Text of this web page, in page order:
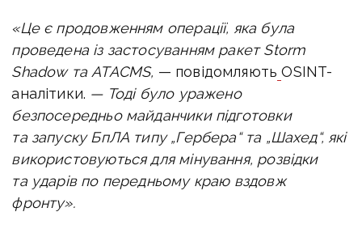
«Це є продовженням операції, яка була
проведена із застосуванням ракет Storm
Shadow та ATACMS, — повідомляють OSINT-
аналітики. — Тоді було уражено
безпосередньо майданчики підготовки
та запуску БпЛА типу „Гербера“ та „Шахед“, які
використовуються для мінування, розвідки
та ударів по передньому краю вздовж
фронту».